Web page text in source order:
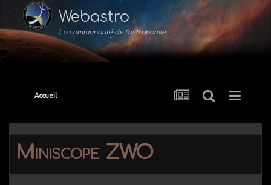
Webastro
La communauté de l'astronomie
Accueil
Miniscope ZWO